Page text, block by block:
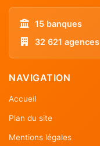
15 banques
32 621 agences
NAVIGATION
Accueil
Plan du site
Mentions légales